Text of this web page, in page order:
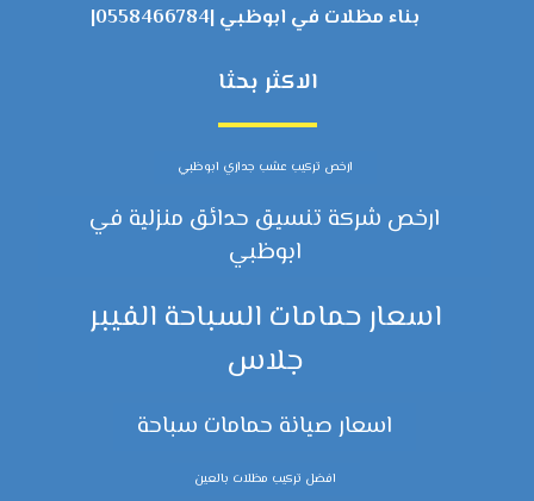
بناء مظلات في ابوظبي |0558466784|
الاكثر بحثا
ارخص تركيب عشب جداري ابوظبي
ارخص شركة تنسيق حدائق منزلية في
ابوظبي
اسعار حمامات السباحة الفيبر
جلاس
اسعار صيانة حمامات سباحة
افضل تركيب مظلات بالعين